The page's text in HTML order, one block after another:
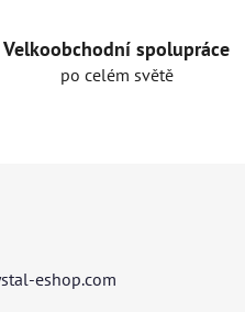
Velkoobchodní spolupráce
po celém světě
eshop.com